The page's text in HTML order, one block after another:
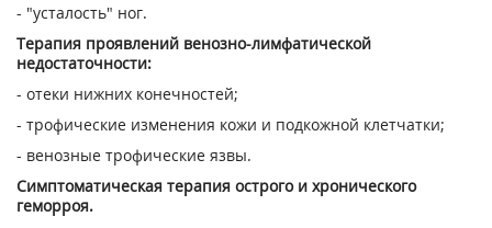
- "усталость" ног.
Терапия проявлений венозно-лимфатической
недостаточности:
- отеки нижних конечностей;
- трофические изменения кожи и подкожной клетчатки;
- венозные трофические язвы.
Симптоматическая терапия острого и хронического
геморроя.